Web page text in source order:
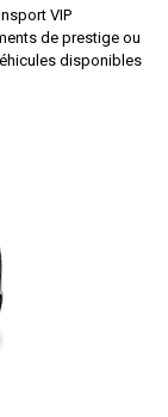
VIP
de prestige ou
disponibles